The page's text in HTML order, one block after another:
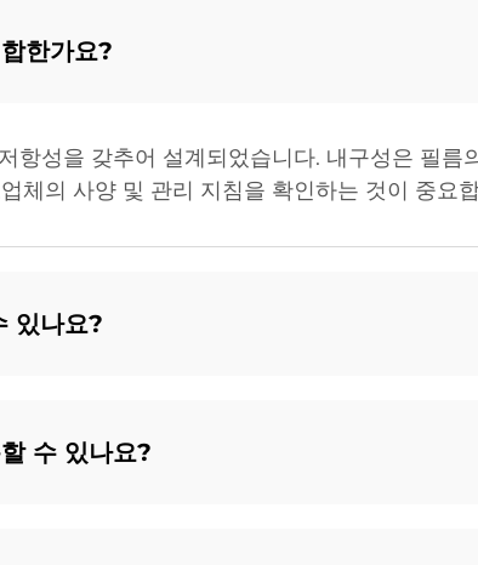
한가요?
항성을 갖추어 설계되었습니다. 내구성은 필름
체의 사양 및 관리 지침을 확인하는 것이 중요
있나요?
수 있나요?